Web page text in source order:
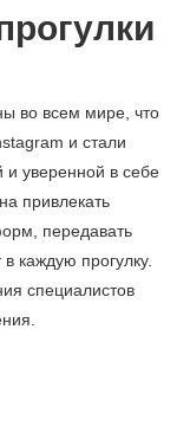
во всем мире, что
и стали
и уверенной в себе
привлекать
передавать
каждую прогулку.
специалистов